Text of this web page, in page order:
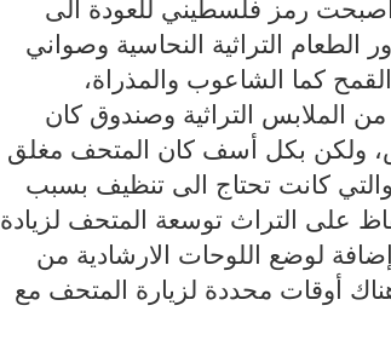
اصبحت رمز فلسطيني للعودة الى
1948م، اضافة الى قدور الطعام التراثية النحاسية وصواني
كما الشاعوب والمذراة،
الملابس التراثية وصندوق كان
ولكن بكل أسف كان المتحف مغلق
كانت تحتاج الى تنظيف بسبب
على التراث توسعة المتحف لزيادة
لوضع اللوحات الارشادية من
أوقات محددة لزيارة المتحف مع